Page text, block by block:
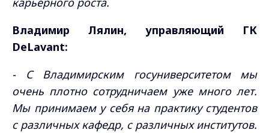
Владимир Лялин, управляющий ГК
DeLavant:
- С Владимирским госуниверситетом мы
очень плотно сотрудничаем уже много лет.
Мы принимаем у себя на практику студентов
с различных кафедр, с различных институтов.